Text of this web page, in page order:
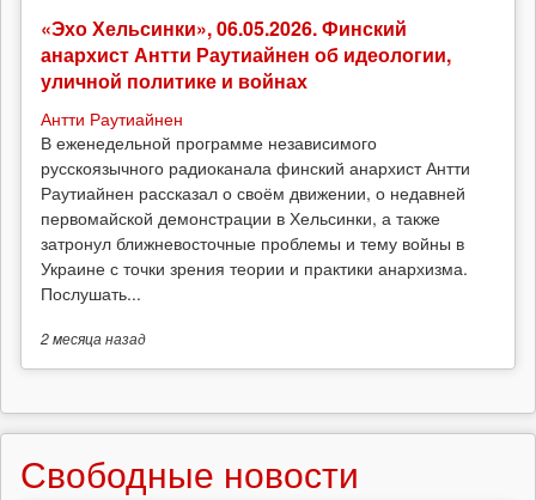
«Эхо Хельсинки», 06.05.2026. Финский
анархист Антти Раутиайнен об идеологии,
уличной политике и войнах
Антти Раутиайнен
В еженедельной программе независимого
русскоязычного радиоканала финский анархист Антти
Раутиайнен рассказал о своём движении, о недавней
первомайской демонстрации в Хельсинки, а также
затронул ближневосточные проблемы и тему войны в
Украине с точки зрения теории и практики анархизма.
Послушать...
2 месяца назад
Свободные новости